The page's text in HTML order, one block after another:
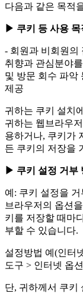
다음과 같은 목적
▶ 쿠키 등 사용 목
- 회원과 비회원의
취향과 관심분야
및 방문 회수 파악
제공
귀하는 쿠키 설치
귀하는 웹브라우
용하거나, 쿠키가
든 쿠키의 저장을
▶ 쿠키 설정 거부
예: 쿠키 설정을
브라우저의 옵션
키를 저장할 때마
부할 수 있습니다.
설정방법 예(인터
도구 > 인터넷 옵
단, 귀하께서 쿠키